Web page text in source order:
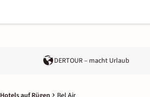
DERTOUR – macht Urlaub